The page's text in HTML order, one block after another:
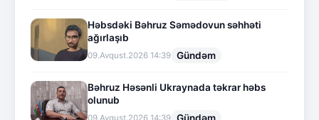
Həbsdəki Bəhruz Səmədovun səhhəti
ağırlaşıb
09.Avqust.2026 14:39 Gündəm
Bəhruz Həsənli Ukraynada təkrar həbs
olunub